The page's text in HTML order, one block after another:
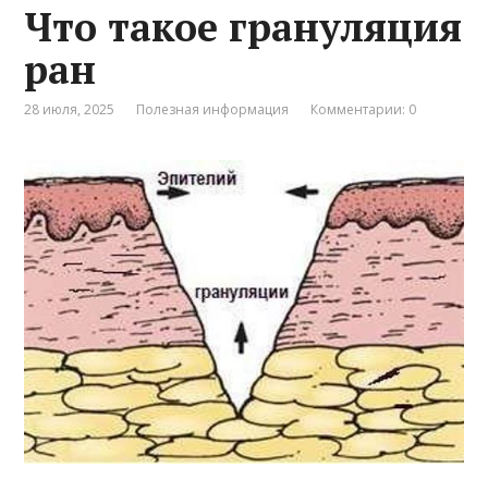
Что такое грануляция
ран
28 июля, 2025 Полезная информация Комментарии: 0